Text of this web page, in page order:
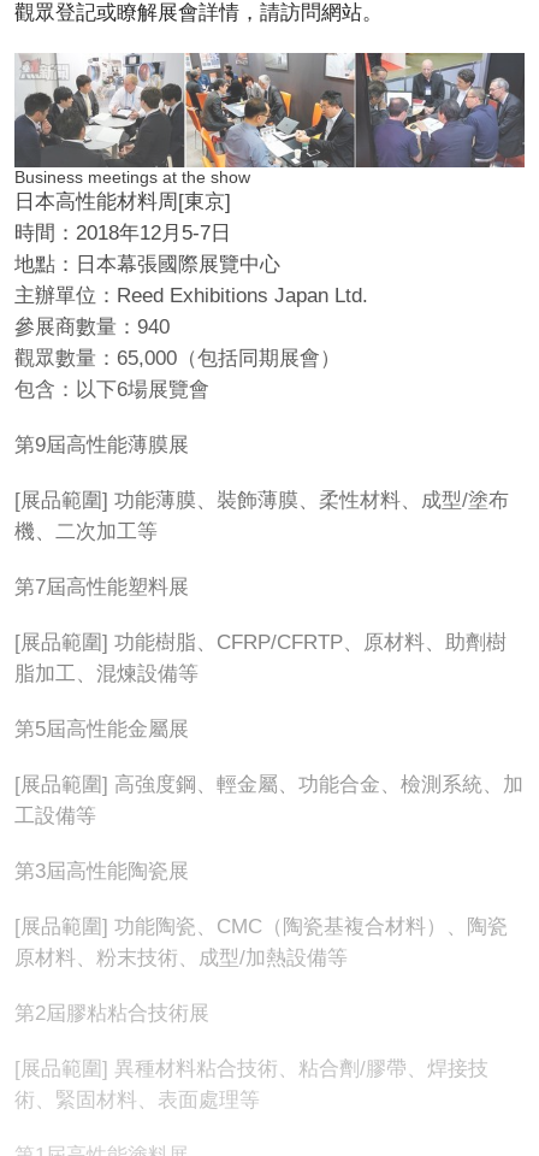
觀眾登記或瞭解展會詳情，請訪問網站。
Business meetings at the show
日本高性能材料周[東京]
時間：2018年12月5-7日
地點：日本幕張國際展覽中心
主辦單位：Reed Exhibitions Japan Ltd.
參展商數量：940
觀眾數量：65,000（包括同期展會）
包含：以下6場展覽會
第9屆高性能薄膜展
[展品範圍] 功能薄膜、裝飾薄膜、柔性材料、成型/塗布
機、二次加工等
第7屆高性能塑料展
[展品範圍] 功能樹脂、CFRP/CFRTP、原材料、助劑樹
脂加工、混煉設備等
第5屆高性能金屬展
[展品範圍] 高強度鋼、輕金屬、功能合金、檢測系統、加
工設備等
第3屆高性能陶瓷展
[展品範圍] 功能陶瓷、CMC（陶瓷基複合材料）、陶瓷
原材料、粉末技術、成型/加熱設備等
第2屆膠粘粘合技術展
[展品範圍] 異種材料粘合技術、粘合劑/膠帶、焊接技
術、緊固材料、表面處理等